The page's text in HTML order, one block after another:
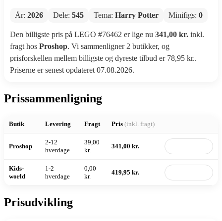
År: 2026 Dele: 545 Tema: Harry Potter Minifigs: 0
Den billigste pris på LEGO #76462 er lige nu 341,00 kr. inkl.
fragt hos Proshop. Vi sammenligner 2 butikker, og
prisforskellen mellem billigste og dyreste tilbud er 78,95 kr..
Priserne er senest opdateret 07.08.2026.
Prissammenligning
Butik Levering Fragt Pris (inkl. fragt)
Proshop
2-12
hverdage
39,00
kr.
341,00 kr.
Kids-
world
1-2
hverdage
0,00
kr.
419,95 kr.
Prisudvikling